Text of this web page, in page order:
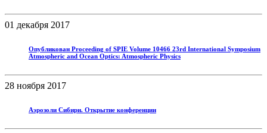
01 декабря 2017
Опубликован Proceeding of SPIE Volume 10466 23rd International Symposium
Atmospheric and Ocean Optics: Atmospheric Physics
28 ноября 2017
Аэрозоли Сибири. Открытие конференции